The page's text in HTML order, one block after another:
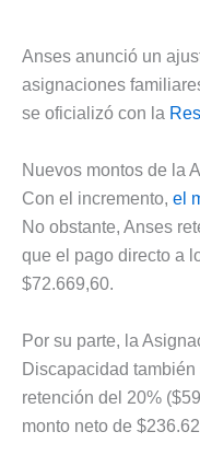
Anses anunció un
asignaciones
se oficializó con la
Nuevos montos de la
Con el incremento, el
No obstante, Anses
que el pago directo a
$72.669,60.
Por su parte, la
Discapacidad
retención del 20%
monto neto de